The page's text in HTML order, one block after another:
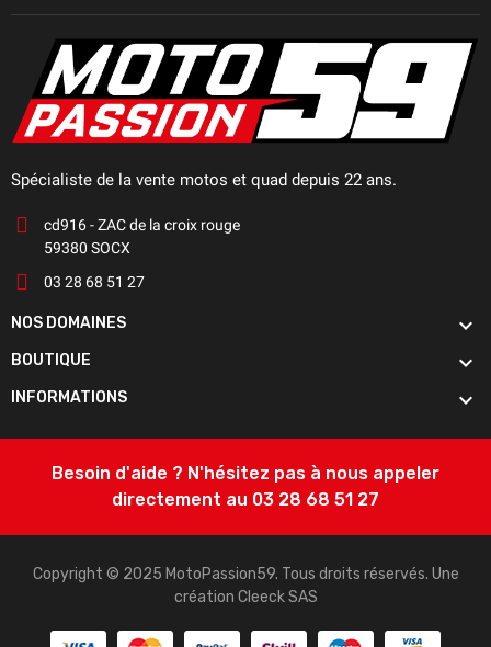
Spécialiste de la vente motos et quad depuis 22 ans.
cd916 - ZAC de la croix rouge
59380 SOCX
03 28 68 51 27
NOS DOMAINES 
BOUTIQUE 
INFORMATIONS 
Besoin d'aide ? N'hésitez pas à nous appeler
directement au 03 28 68 51 27
Copyright © 2025 MotoPassion59. Tous droits réservés. Une
création Cleeck SAS